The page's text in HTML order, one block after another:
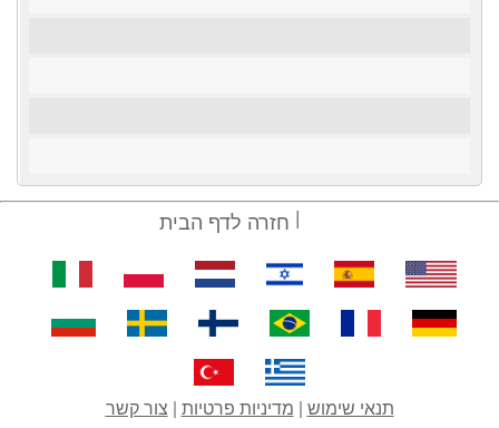
חזרה לדף הבית
תנאי שימוש| מדיניות פרטיות| צור קשר